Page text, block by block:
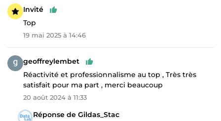
Invité
Top
19 mai 2025 à 14:46
geoffreylembet
Réactivité et professionnalisme au top , Très très
satisfait pour ma part , merci beaucoup
20 août 2024 à 11:33
Réponse de Gildas_Stac